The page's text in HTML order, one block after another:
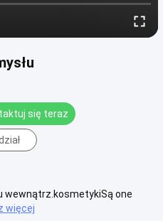
się teraz
wewnątrz.kosmetykiSą one
więcej